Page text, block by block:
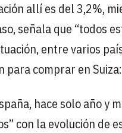
allí es del 3,2%,
señala que “todos
entre varios
para comprar en
hace solo año y
con la evolución de